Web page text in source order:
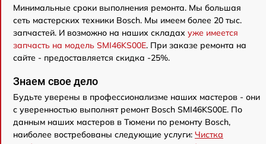
Минимальные сроки выполнения ремонта. Мы большая
сеть мастерских техники Bosch. Мы имеем более 20 тыс.
запчастей. И возможно на наших складах уже имеется
запчасть на модель SMI46KS00E. При заказе ремонта на
сайте - предоставляется скидка -25%.
Знаем свое дело
Будьте уверены в профессионализме наших мастеров - они
с уверенностью выполнят ремонт Bosch SMI46KS00E. По
данным наших мастеров в Тюмени по ремонту Bosch,
наиболее востребованы следующие услуги: Чистка